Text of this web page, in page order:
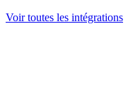
Voir toutes les intégrations